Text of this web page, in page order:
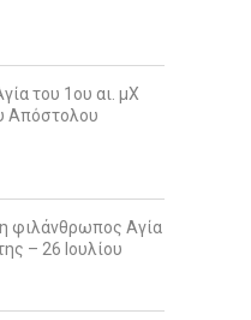
του 1ου αι. μΧ
Απόστολου
φιλάνθρωπος Αγία
– 26 Ιουλίου